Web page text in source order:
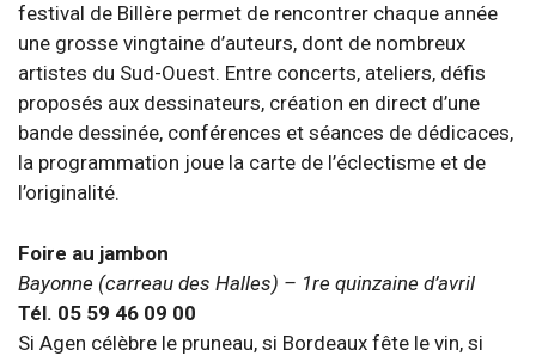
festival de Billère permet de rencontrer chaque année
une grosse vingtaine d’auteurs, dont de nombreux
artistes du Sud-Ouest. Entre concerts, ateliers, défis
proposés aux dessinateurs, création en direct d’une
bande dessinée, conférences et séances de dédicaces,
la programmation joue la carte de l’éclectisme et de
l’originalité.
Foire au jambon
Bayonne (carreau des Halles) – 1re quinzaine d’avril
Tél. 05 59 46 09 00
Si Agen célèbre le pruneau, si Bordeaux fête le vin, si